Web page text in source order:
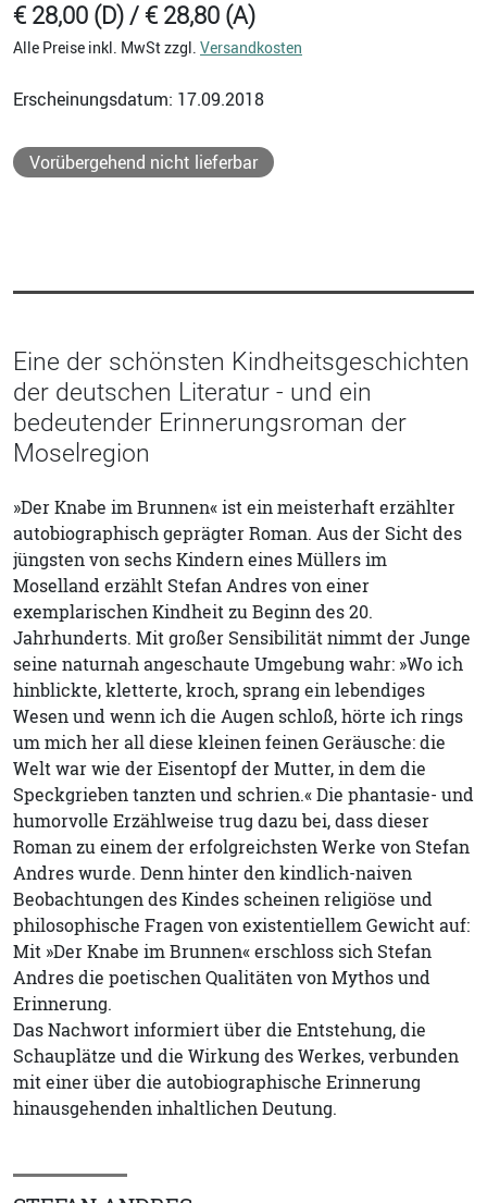
€ 28,00 (D) / € 28,80 (A)
Alle Preise inkl. MwSt zzgl. Versandkosten
Erscheinungsdatum: 17.09.2018
Vorübergehend nicht lieferbar
Eine der schönsten Kindheitsgeschichten
der deutschen Literatur - und ein
bedeutender Erinnerungsroman der
Moselregion
»Der Knabe im Brunnen« ist ein meisterhaft erzählter
autobiographisch geprägter Roman. Aus der Sicht des
jüngsten von sechs Kindern eines Müllers im
Moselland erzählt Stefan Andres von einer
exemplarischen Kindheit zu Beginn des 20.
Jahrhunderts. Mit großer Sensibilität nimmt der Junge
seine naturnah angeschaute Umgebung wahr: »Wo ich
hinblickte, kletterte, kroch, sprang ein lebendiges
Wesen und wenn ich die Augen schloß, hörte ich rings
um mich her all diese kleinen feinen Geräusche: die
Welt war wie der Eisentopf der Mutter, in dem die
Speckgrieben tanzten und schrien.« Die phantasie- und
humorvolle Erzählweise trug dazu bei, dass dieser
Roman zu einem der erfolgreichsten Werke von Stefan
Andres wurde. Denn hinter den kindlich-naiven
Beobachtungen des Kindes scheinen religiöse und
philosophische Fragen von existentiellem Gewicht auf:
Mit »Der Knabe im Brunnen« erschloss sich Stefan
Andres die poetischen Qualitäten von Mythos und
Erinnerung.
Das Nachwort informiert über die Entstehung, die
Schauplätze und die Wirkung des Werkes, verbunden
mit einer über die autobiographische Erinnerung
hinausgehenden inhaltlichen Deutung.